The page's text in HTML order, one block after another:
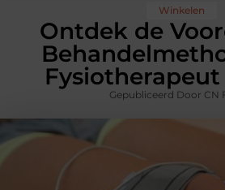
Winkelen
Ontdek de
Fysiotherapeut
Gepubliceerd Door CN